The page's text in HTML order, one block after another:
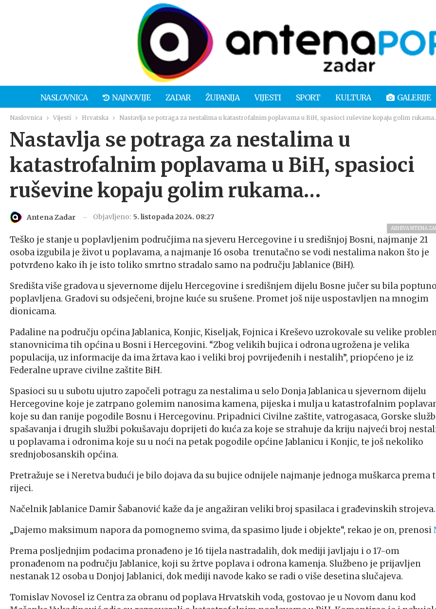
NASLOVNICA NAJNOVIJE ZADAR ŽUPANIJA VIJESTI SPORT KULTURA GALERIJE
Naslovnica Vijesti Hrvatska Nastavlja se potraga za nestalima u katastrofalnim poplavama u BiH, spasioci ruševine kopaju golim
Nastavlja se potraga za nestalima u
katastrofalnim poplavama u BiH, spasioci
ruševine kopaju golim rukama…
Antena Zadar Objavljeno: 5. listopada 2024. 08:27
ARHIVA NTENA
Teško je stanje u poplavljenim područjima na sjeveru Hercegovine i u središnjoj Bosni, najmanje 21
osoba izgubila je život u poplavama, a najmanje 16 osoba trenutačno se vodi nestalima nakon što je
potvrđeno kako ih je isto toliko smrtno stradalo samo na području Jablanice (BiH).
Središta više gradova u sjevernome dijelu Hercegovine i središnjem dijelu Bosne jučer su bila poptuno
poplavljena. Gradovi su odsječeni, brojne kuće su srušene. Promet još nije uspostavljen na mnogim
dionicama.
Padaline na području općina Jablanica, Konjic, Kiseljak, Fojnica i Kreševo ​​uzrokovale su velike
stanovnicima tih općina u Bosni i Hercegovini. “Zbog velikih bujica i odrona ugrožena je velika
populacija, uz informacije da ima žrtava kao i veliki broj povrijeđenih i nestalih”, priopćeno je iz
Federalne uprave civilne zaštite BiH.
Spasioci su u subotu ujutro započeli potragu za nestalima u selo Donja Jablanica u sjevernom dijelu
Hercegovine koje je zatrpano golemim nanosima kamena, pijeska i mulja u katastrofalnim
koje su dan ranije pogodile Bosnu i Hercegovinu. Pripadnici Civilne zaštite, vatrogasaca, Gorske
spašavanja i drugih službi pokušavaju doprijeti do kuća za koje se strahuje da kriju najveći broj
u poplavama i odronima koje su u noći na petak pogodile općine Jablanicu i Konjic, te još nekoliko
srednjobosanskih općina.
Pretražuje se i Neretva budući je bilo dojava da su bujice odnijele najmanje jednoga muškarca prema
rijeci.
Načelnik Jablanice Damir Šabanović kaže da je angažiran veliki broj spasilaca i građevinskih strojeva.
„Dajemo maksimum napora da pomognemo svima, da spasimo ljude i objekte“, rekao je on, prenosi
Prema posljednjim podacima pronađeno je 16 tijela nastradalih, dok mediji javljaju i o 17-om
pronađenom na području Jablanice, koji su žrtve poplava i odrona kamenja. Službeno je prijavljen
nestanak 12 osoba u Donjoj Jablanici, dok mediji navode kako se radi o više desetina slučajeva.
Tomislav Novosel iz Centra za obranu od poplava Hrvatskih voda, gostovao je u Novom danu kod